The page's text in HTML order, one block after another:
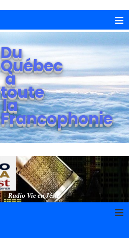
≡
Du
Québec
à
toute
la
Francophonie
Radio Vie en Jésus
≡